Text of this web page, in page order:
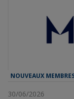
NOUVEAUX
30/06/2026